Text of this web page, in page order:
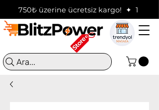
750₺ üzerine ücretsiz kargo!  ✦
Ara...